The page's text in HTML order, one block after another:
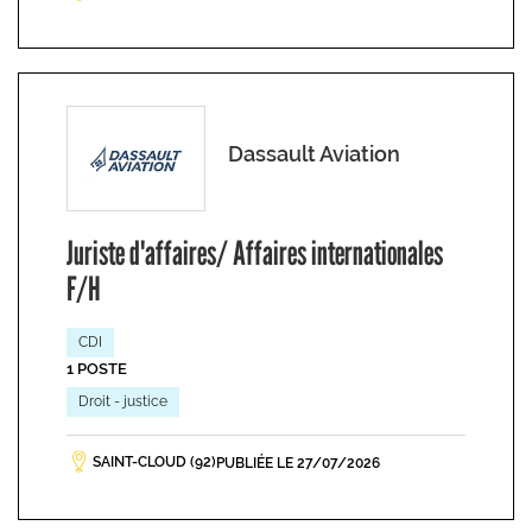
Dassault Aviation
Juriste d'affaires/ Affaires internationales
F/H
CDI
1 POSTE
Droit - justice
SAINT-CLOUD (92) PUBLIÉE LE 27/07/2026